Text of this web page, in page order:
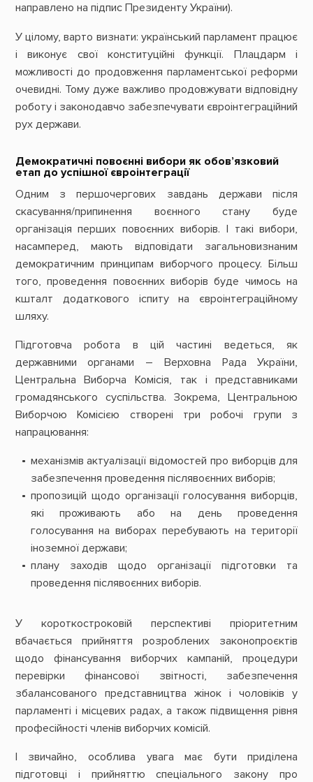
направлено на підпис Президенту України).
У цілому, варто визнати: український парламент працює
і виконує свої конституційні функції. Плацдарм і
можливості до продовження парламентської реформи
очевидні. Тому дуже важливо продовжувати відповідну
роботу і законодавчо забезпечувати євроінтеграційний
рух держави.
Демократичні повоєнні вибори як обов’язковий
етап до успішної євроінтеграції
Одним з першочергових завдань держави після
скасування/припинення воєнного стану буде
організація перших повоєнних виборів. І такі вибори,
насамперед, мають відповідати загальновизнаним
демократичним принципам виборчого процесу. Більш
того, проведення повоєнних виборів буде чимось на
кшталт додаткового іспиту на євроінтеграційному
шляху.
Підготовча робота в цій частині ведеться, як
державними органами – Верховна Рада України,
Центральна Виборча Комісія, так і представниками
громадянського суспільства. Зокрема, Центральною
Виборчою Комісією створені три робочі групи з
напрацювання:
механізмів актуалізації відомостей про виборців для
забезпечення проведення післявоєнних виборів;
пропозицій щодо організації голосування виборців,
які проживають або на день проведення
голосування на виборах перебувають на території
іноземної держави;
плану заходів щодо організації підготовки та
проведення післявоєнних виборів.
У короткостроковій перспективі пріоритетним
вбачається прийняття розроблених законопроєктів
щодо фінансування виборчих кампаній, процедури
перевірки фінансової звітності, забезпечення
збалансованого представництва жінок і чоловіків у
парламенті і місцевих радах, а також підвищення рівня
професійності членів виборчих комісій.
І звичайно, особлива увага має бути приділена
підготовці і прийняттю спеціального закону про